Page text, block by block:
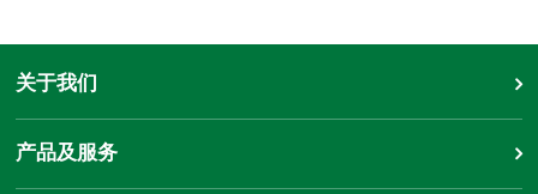
关于我们
产品及服务